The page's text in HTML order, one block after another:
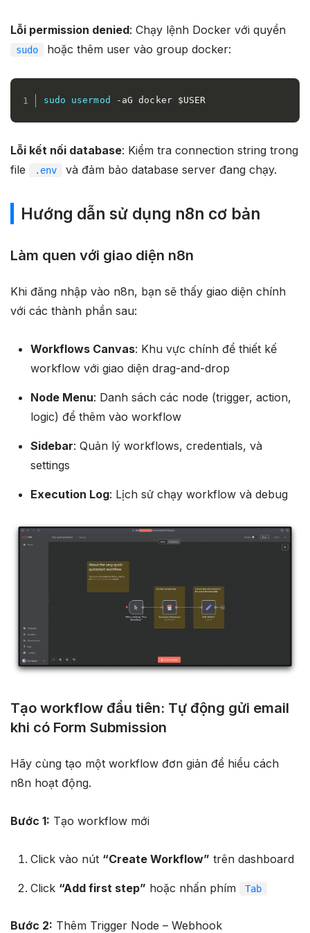
Lỗi permission denied: Chạy lệnh Docker với quyền
sudo hoặc thêm user vào group docker:
sudo usermod -aG docker $USER
Lỗi kết nối database: Kiểm tra connection string trong
file
.env và đảm bảo database server đang chạy.
Hướng dẫn sử dụng n8n cơ bản
Làm quen với giao diện n8n
Khi đăng nhập vào n8n, bạn sẽ thấy giao diện chính
với các thành phần sau:
Workflows Canvas: Khu vực chính để thiết kế
workflow với giao diện drag-and-drop
Node Menu: Danh sách các node (trigger, action,
logic) để thêm vào workflow
Sidebar: Quản lý workflows, credentials, và
settings
Execution Log: Lịch sử chạy workflow và debug
Tạo workflow đầu tiên: Tự động gửi email
khi có Form Submission
Hãy cùng tạo một workflow đơn giản để hiểu cách
n8n hoạt động.
Bước 1: Tạo workflow mới
Click vào nút “Create Workflow” trên dashboard
Click “Add first step” hoặc nhấn phím Tab
Bước 2: Thêm Trigger Node – Webhook